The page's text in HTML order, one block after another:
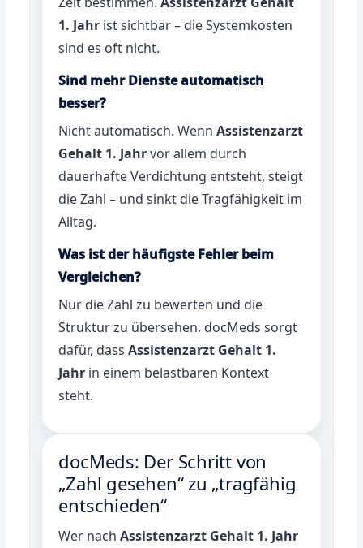
1. Jahr ist sichtbar – die Systemkosten
sind es oft nicht.
Sind mehr Dienste automatisch
besser?
Nicht automatisch. WennAssistenzarzt
Gehalt 1. Jahrvor allem durch
dauerhafte Verdichtung entsteht, steigt
die Zahl – und sinkt die Tragfähigkeit im
Alltag.
Was ist der häufigste Fehler beim
Vergleichen?
Nur die Zahl zu bewerten und die
Struktur zu übersehen. docMeds sorgt
dafür, dassAssistenzarzt Gehalt 1.
Jahr in einem belastbaren Kontext
steht.
docMeds: Der Schritt von
„Zahl gesehen“ zu „tragfähig
entschieden“
Wer nachAssistenzarzt Gehalt 1. Jahr